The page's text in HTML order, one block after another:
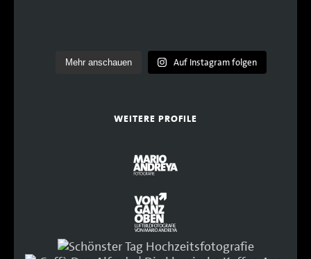
Mehr anschauen Auf Instagram folgen
WEITERE PROFILE